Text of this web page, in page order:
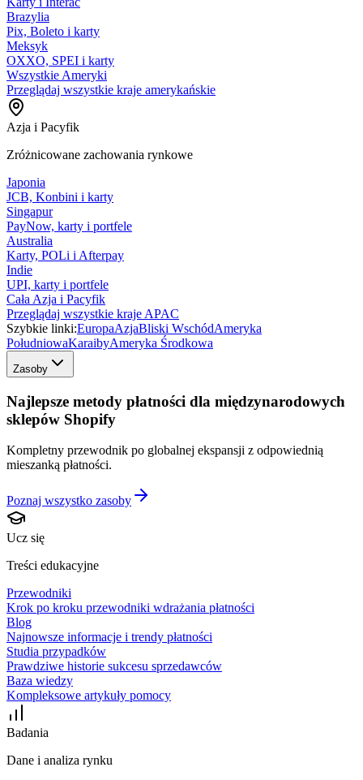
Brazylia
Pix, Boleto i karty
Meksyk
OXXO, SPEI i karty
Wszystkie Ameryki
Przeglądaj wszystkie kraje amerykańskie
Azja i Pacyfik
Zróżnicowane zachowania rynkowe
Japonia
JCB, Konbini i karty
Singapur
PayNow, karty i portfele
Australia
Karty, POLi i Afterpay
Indie
UPI, karty i portfele
Cała Azja i Pacyfik
Przeglądaj wszystkie kraje APAC
Szybkie linki:EuropaAzjaBliski WschódAmeryka
PołudniowaKaraibyAmeryka Środkowa
Zasoby
Najlepsze metody płatności dla międzynarodowych
sklepów Shopify
Kompletny przewodnik po globalnej ekspansji z odpowiednią
mieszanką płatności.
Poznaj wszystko zasoby
Ucz się
Treści edukacyjne
Przewodniki
Krok po kroku przewodniki wdrażania płatności
Blog
Najnowsze informacje i trendy płatności
Studia przypadków
Prawdziwe historie sukcesu sprzedawców
Baza wiedzy
Kompleksowe artykuły pomocy
Badania
Dane i analiza rynku